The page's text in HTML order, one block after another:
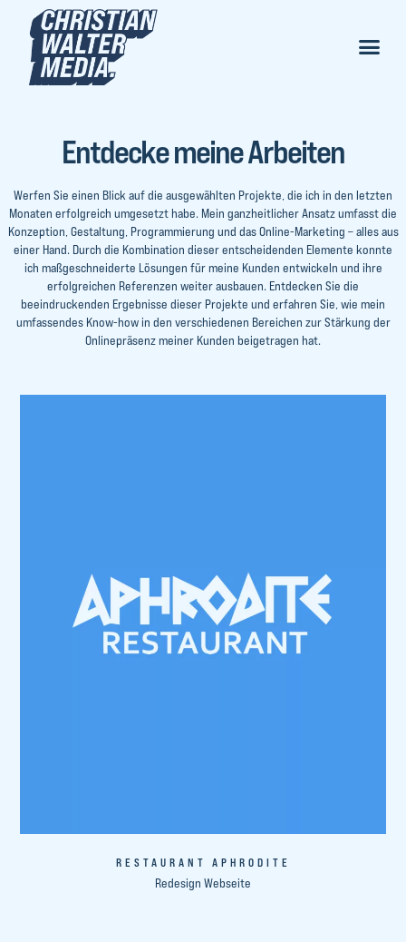
Entdecke meine Arbeiten
Werfen Sie einen Blick auf die ausgewählten Projekte, die ich in den letzten
Monaten erfolgreich umgesetzt habe. Mein ganzheitlicher Ansatz umfasst die
Konzeption, Gestaltung, Programmierung und das Online-Marketing – alles aus
einer Hand. Durch die Kombination dieser entscheidenden Elemente konnte
ich maßgeschneiderte Lösungen für meine Kunden entwickeln und ihre
erfolgreichen Referenzen weiter ausbauen. Entdecken Sie die
beeindruckenden Ergebnisse dieser Projekte und erfahren Sie, wie mein
umfassendes Know-how in den verschiedenen Bereichen zur Stärkung der
Onlinepräsenz meiner Kunden beigetragen hat.
RESTAURANT APHRODITE
Redesign Webseite